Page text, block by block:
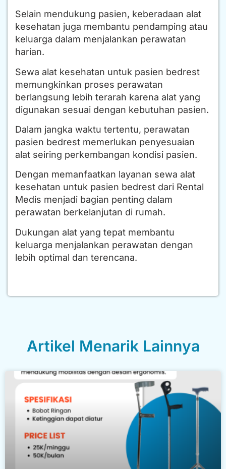
Selain mendukung pasien, keberadaan alat
kesehatan juga membantu pendamping atau
keluarga dalam menjalankan perawatan
harian.
Sewa alat kesehatan untuk pasien bedrest
memungkinkan proses perawatan
berlangsung lebih terarah karena alat yang
digunakan sesuai dengan kebutuhan pasien.
Dalam jangka waktu tertentu, perawatan
pasien bedrest memerlukan penyesuaian
alat seiring perkembangan kondisi pasien.
Dengan memanfaatkan layanan sewa alat
kesehatan untuk pasien bedrest dari Rental
Medis menjadi bagian penting dalam
perawatan berkelanjutan di rumah.
Dukungan alat yang tepat membantu
keluarga menjalankan perawatan dengan
lebih optimal dan terencana.
Artikel Menarik Lainnya